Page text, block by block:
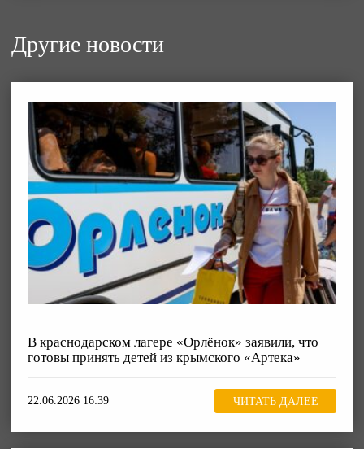
Другие новости
В краснодарском лагере «Орлёнок» заявили, что
готовы принять детей из крымского «Артека»
22.06.2026 16:39 ЧИТАТЬ ДАЛЕЕ